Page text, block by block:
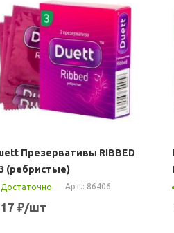
Презервативы RIBBED
(ребристые)
Достаточно Арт.: 86406
₽/шт